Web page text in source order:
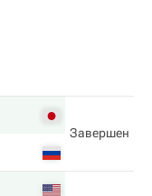
Завершен